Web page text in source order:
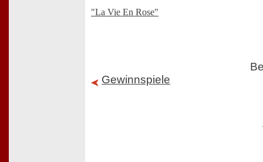
"La Vie En Rose"
Gewinnspiele